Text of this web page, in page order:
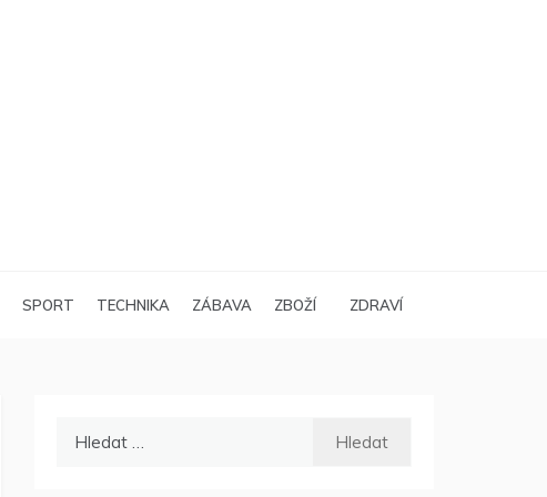
SPORT TECHNIKA ZÁBAVA ZBOŽÍ ZDRAVÍ